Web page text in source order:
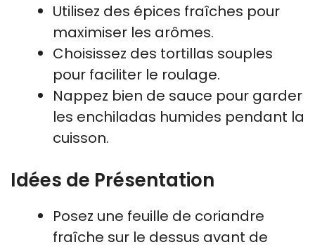
Utilisez des épices fraîches pour
maximiser les arômes.
Choisissez des tortillas souples
pour faciliter le roulage.
Nappez bien de sauce pour garder
les enchiladas humides pendant la
cuisson.
Idées de Présentation
Posez une feuille de coriandre
fraîche sur le dessus avant de